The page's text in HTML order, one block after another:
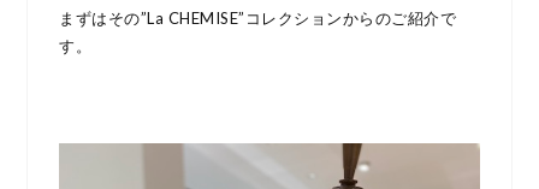
まずはその”La CHEMISE”コレクションからのご紹介で
す。